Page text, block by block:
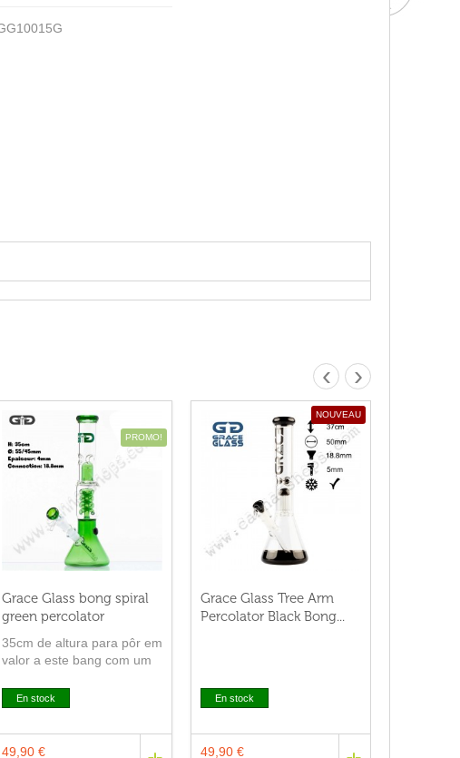
‹ ›
PROMO!
Grace Glass bong spiral
green percolator
35cm de altura para pôr em
valor a este bang com um
espiral.
En stock
49,90 €
NOUVEAU
Grace Glass Tree Arm
Percolator Black Bong...
En stock
49,90 €